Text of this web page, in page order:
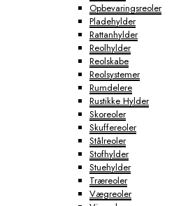
Opbevaringsreoler
Pladehylder
Rattanhylder
Reolhylder
Reolskabe
Reolsystemer
Rumdelere
Rustikke Hylder
Skoreoler
Skuffereoler
Stålreoler
Stofhylder
Stuehylder
Træreoler
Vægreoler